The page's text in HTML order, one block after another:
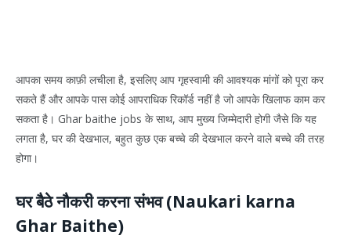
आपका समय काफ़ी लचीला है, इसलिए आप गृहस्वामी की आवश्यक मांगों को पूरा कर
सकते हैं और आपके पास कोई आपराधिक रिकॉर्ड नहीं है जो आपके खिलाफ काम कर
सकता है। Ghar baithe jobs के साथ, आप मुख्य जिम्मेदारी होगी जैसे कि यह
लगता है, घर की देखभाल, बहुत कुछ एक बच्चे की देखभाल करने वाले बच्चे की तरह
होगा।
घर बैठे नौकरी करना संभव (Naukari karna
Ghar Baithe)